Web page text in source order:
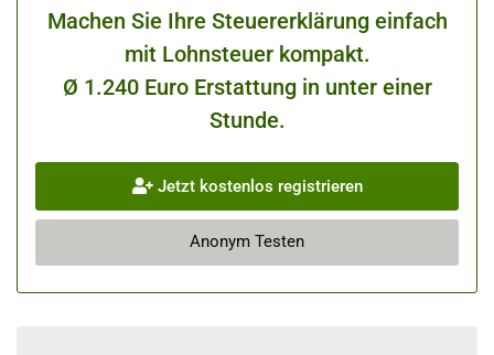
Machen Sie Ihre Steuererklärung einfach
mit Lohnsteuer kompakt.
Ø 1.240 Euro Erstattung in unter einer
Stunde.
Jetzt kostenlos registrieren
Anonym Testen